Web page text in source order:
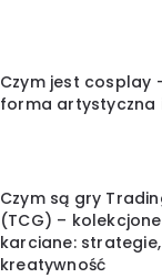
Czym jest cosplay
forma artystyczna
Czym są gry
(TCG) –
karciane:
kreatywność